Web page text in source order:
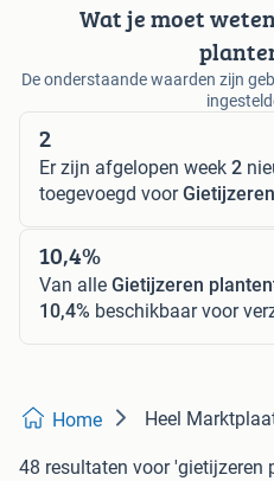
Wat je moet
De onderstaande waarden zijn
2
Er zijn afgelopen week 2
toegevoegd voor
10,4%
Van alle Gietijzeren
10,4% beschikbaar voor
Home Heel
48 resultaten voor 'gietijzeren